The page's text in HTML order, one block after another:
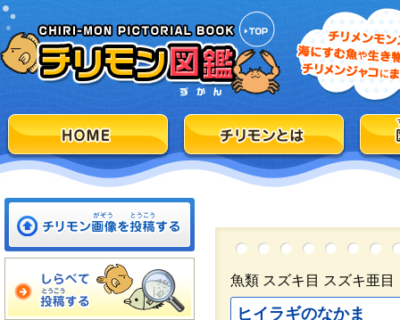
魚類 スズキ目 スズキ亜目
ヒイラギのなかま